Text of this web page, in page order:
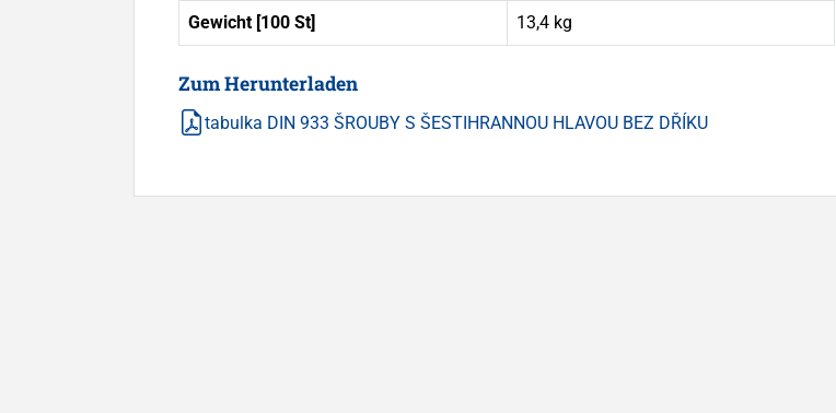
Gewicht [100 St] 13,4 kg
Zum Herunterladen
tabulka DIN 933 ŠROUBY S ŠESTIHRANNOU HLAVOU BEZ DŘÍKU